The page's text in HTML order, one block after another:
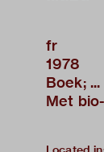
fr
1978
Boek;
Met